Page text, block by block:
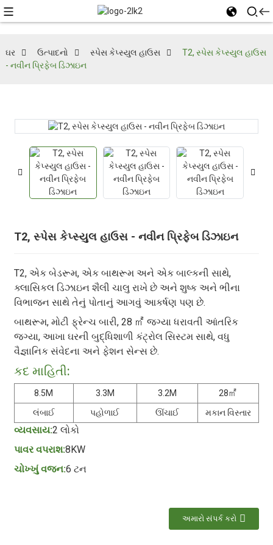
ઘર ઉત્પાદનો સ્પેસ કેપ્સ્યુલ હાઉસ
T2, સ્પેસ કેપ્સ્યુલ હાઉસ
- નવીન પ્રિફેબ ડિઝાઇન
T2, સ્પેસ કેપ્સ્યુલ હાઉસ - નવીન પ્રિફેબ ડિઝાઇન
T2, એક બેડરૂમ, એક બાથરૂમ અને એક બાલ્કની સાથે,
ક્લાસિકલ ડિઝાઇન શૈલી ચાલુ રાખે છે અને શુષ્ક અને ભીના
વિભાજન સાથે તેનું પોતાનું આગવું આકર્ષણ પણ છે.
બાથરૂમ, મોટી ફ્રેન્ચ બારી, 28 ㎡ જગ્યા ધરાવતી આંતરિક
જગ્યા, આખા ઘરની બુદ્ધિશાળી કંટ્રોલ સિસ્ટમ સાથે, વધુ
વૈજ્ઞાનિક સંવેદના અને ફેશન સેન્સ છે.
કદ માહિતી:
8.5M 3.3M 3.2M
28㎡
લંબાઈ
પહોળાઈ ઊંચાઈ મકાન વિસ્તાર
વ્યવસાય:2 લોકો
પાવર વપરાશ:8KW
ચોખ્ખું વજન:6 ટન
અમારો સંપર્ક કરો